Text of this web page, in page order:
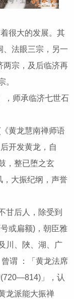
很大的发展。其
、法眼三宗，另一
两宗，及后临济再
。
师承临济七世石
黄龙慧南禅师语
开发黄龙，自
，整已堕之玄
，大振纪纲，声誉
后人，除受到
或扁额)，朝臣雅
川、陜、湖、广
谓 ：「黄龙法席
」，认
龙派能大振禅